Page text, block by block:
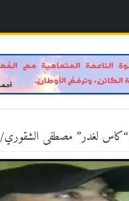
“كاس لغدر” مصطفى الشقوري/